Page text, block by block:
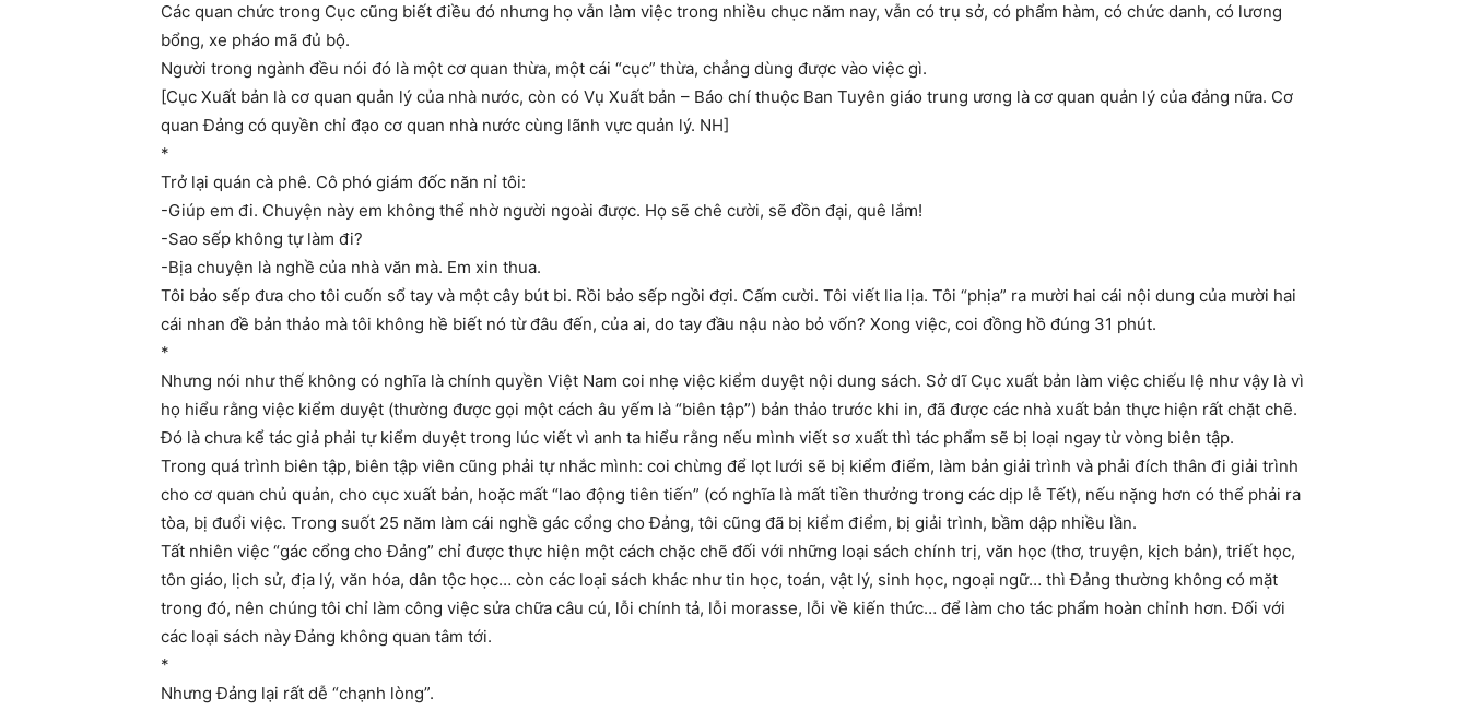
Các quan chức trong Cục cũng biết điều đó nhưng họ vẫn làm việc trong nhiều chục năm nay, vẫn có trụ sở, có phẩm hàm, có chức danh, có lương
bổng, xe pháo mã đủ bộ.
Người trong ngành đều nói đó là một cơ quan thừa, một cái “cục” thừa, chẳng dùng được vào việc gì.
[Cục Xuất bản là cơ quan quản lý của nhà nước, còn có Vụ Xuất bản – Báo chí thuộc Ban Tuyên giáo trung ương là cơ quan quản lý của đảng nữa. Cơ
quan Đảng có quyền chỉ đạo cơ quan nhà nước cùng lãnh vực quản lý. NH]
*
Trở lại quán cà phê. Cô phó giám đốc năn nỉ tôi:
-Giúp em đi. Chuyện này em không thể nhờ người ngoài được. Họ sẽ chê cười, sẽ đồn đại, quê lắm!
-Sao sếp không tự làm đi?
-Bịa chuyện là nghề của nhà văn mà. Em xin thua.
Tôi bảo sếp đưa cho tôi cuốn sổ tay và một cây bút bi. Rồi bảo sếp ngồi đợi. Cấm cười. Tôi viết lia lịa. Tôi “phịa” ra mười hai cái nội dung của mười hai
cái nhan đề bản thảo mà tôi không hề biết nó từ đâu đến, của ai, do tay đầu nậu nào bỏ vốn? Xong việc, coi đồng hồ đúng 31 phút.
*
Nhưng nói như thế không có nghĩa là chính quyền Việt Nam coi nhẹ việc kiểm duyệt nội dung sách. Sở dĩ Cục xuất bản làm việc chiếu lệ như vậy là vì
họ hiểu rằng việc kiểm duyệt (thường được gọi một cách âu yếm là “biên tập”) bản thảo trước khi in, đã được các nhà xuất bản thực hiện rất chặt chẽ.
Đó là chưa kể tác giả phải tự kiểm duyệt trong lúc viết vì anh ta hiểu rằng nếu mình viết sơ xuất thì tác phẩm sẽ bị loại ngay từ vòng biên tập.
Trong quá trình biên tập, biên tập viên cũng phải tự nhắc mình: coi chừng để lọt lưới sẽ bị kiểm điểm, làm bản giải trình và phải đích thân đi giải trình
cho cơ quan chủ quản, cho cục xuất bản, hoặc mất “lao động tiên tiến” (có nghĩa là mất tiền thưởng trong các dịp lễ Tết), nếu nặng hơn có thể phải ra
tòa, bị đuổi việc. Trong suốt 25 năm làm cái nghề gác cổng cho Đảng, tôi cũng đã bị kiểm điểm, bị giải trình, bầm dập nhiều lần.
Tất nhiên việc “gác cổng cho Đảng” chỉ được thực hiện một cách chặc chẽ đối với những loại sách chính trị, văn học (thơ, truyện, kịch bản), triết học,
tôn giáo, lịch sử, địa lý, văn hóa, dân tộc học… còn các loại sách khác như tin học, toán, vật lý, sinh học, ngoại ngữ… thì Đảng thường không có mặt
trong đó, nên chúng tôi chỉ làm công việc sửa chữa câu cú, lỗi chính tả, lỗi morasse, lỗi về kiến thức… để làm cho tác phẩm hoàn chỉnh hơn. Đối với
các loại sách này Đảng không quan tâm tới.
*
Nhưng Đảng lại rất dễ “chạnh lòng”.